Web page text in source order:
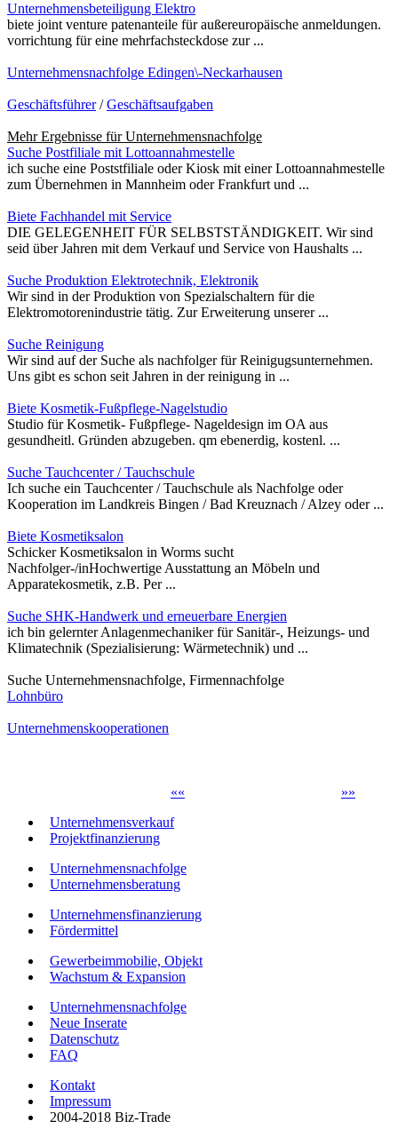
Unternehmensbeteiligung Elektro
biete joint venture patenanteile für außereuropäische anmeldungen.
vorrichtung für eine mehrfachsteckdose zur ...
Unternehmensnachfolge Edingen\-Neckarhausen
Geschäftsführer/Geschäftsaufgaben
Mehr Ergebnisse fürUnternehmensnachfolge
Suche Postfiliale mit Lottoannahmestelle
ich suche eine Poststfiliale oder Kiosk mit einer Lottoannahmestelle
zum Übernehmen in Mannheim oder Frankfurt und ...
Biete Fachhandel mit Service
DIE GELEGENHEIT FÜR SELBSTSTÄNDIGKEIT. Wir sind
seid über Jahren mit dem Verkauf und Service von Haushalts ...
Suche Produktion Elektrotechnik, Elektronik
Wir sind in der Produktion von Spezialschaltern für die
Elektromotorenindustrie tätig. Zur Erweiterung unserer ...
Suche Reinigung
Wir sind auf der Suche als nachfolger für Reinigugsunternehmen.
Uns gibt es schon seit Jahren in der reinigung in ...
Biete Kosmetik-Fußpflege-Nagelstudio
Studio für Kosmetik- Fußpflege- Nageldesign im OA aus
gesundheitl. Gründen abzugeben. qm ebenerdig, kostenl. ...
Suche Tauchcenter / Tauchschule
Ich suche ein Tauchcenter / Tauchschule als Nachfolge oder
Kooperation im Landkreis Bingen / Bad Kreuznach / Alzey oder ...
Biete Kosmetiksalon
Schicker Kosmetiksalon in Worms sucht
Nachfolger-/inHochwertige Ausstattung an Möbeln und
Apparatekosmetik, z.B. Per ...
Suche SHK-Handwerk und erneuerbare Energien
ich bin gelernter Anlagenmechaniker für Sanitär-, Heizungs- und
Klimatechnik (Spezialisierung: Wärmetechnik) und ...
Suche Unternehmensnachfolge, Firmennachfolge
Lohnbüro
Unternehmenskooperationen
»»
««
Unternehmensverkauf
Projektfinanzierung
Unternehmensnachfolge
Unternehmensberatung
Unternehmensfinanzierung
Fördermittel
Gewerbeimmobilie, Objekt
Wachstum & Expansion
Unternehmensnachfolge
Neue Inserate
Datenschutz
FAQ
Kontakt
Impressum
2004-2018 Biz-Trade